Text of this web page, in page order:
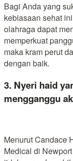
Bagi Anda yang
kebiasaan sehat
olahraga dapat
memperkuat
maka kram perut
dengan baik.
3. Nyeri haid
mengganggu
Menurut Candace
Medical di